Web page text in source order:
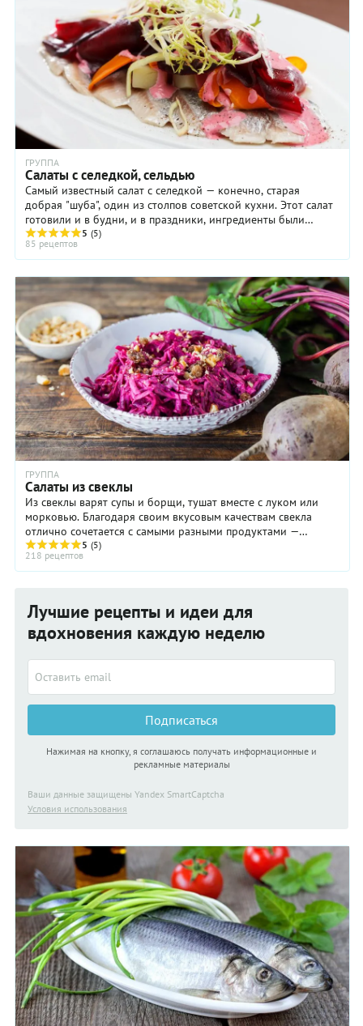
ГРУППА
Салаты с селедкой, сельдью
Самый известный салат с селедкой — конечно, старая
добрая "шуба", один из столпов советской кухни. Этот салат
готовили и в будни, и в праздники, ингредиенты были
вполне доступны.По ...
5 (5)
85 рецептов
ГРУППА
Салаты из свеклы
Из свеклы варят супы и борщи, тушат вместе с луком или
морковью. Благодаря своим вкусовым качествам свекла
отлично сочетается с самыми разными продуктами —
овощами, фруктами, зеленью, с крупами, ...
5 (5)
218 рецептов
Лучшие рецепты и идеи для
вдохновения каждую неделю
Подписаться
Нажимая на кнопку, я соглашаюсь получать информационные и
рекламные материалы
Ваши данные защищены Yandex SmartCaptcha
Условия использования